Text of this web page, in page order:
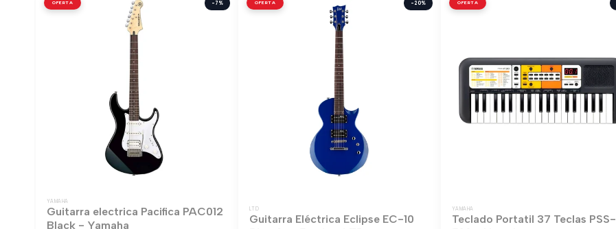
OFERTA -7%
YAMAHA
Guitarra electrica Pacifica PAC012
Black - Yamaha
OFERTA -20%
LTD
Guitarra Eléctrica Eclipse EC-10
OFERTA
YAMAHA
Teclado Portatil 37 Teclas PSS-